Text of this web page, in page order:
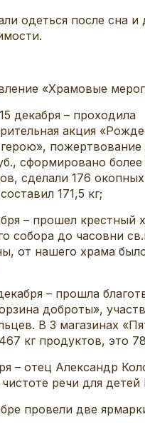
одеться после сна и
«Храмовые
декабря – проходила
акция
пожертвование
сформировано
, сделали 176
171,5 кг;
– прошел крестный
собора до часовни св
от нашего храма
– прошла
доброты»,
В 3 магазинах
кг продуктов, это
– отец Александр
чистоте речи для
провели две